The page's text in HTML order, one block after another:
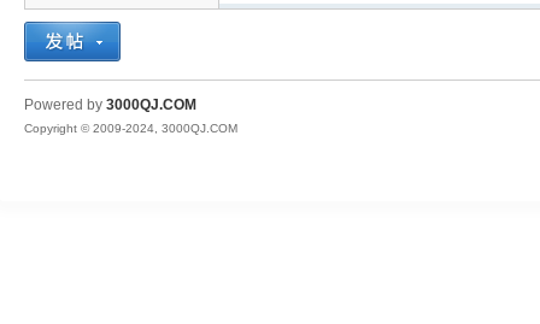
QJ
Powered by 3000QJ.COM
Copyright © 2009-2024, 3000QJ.COM